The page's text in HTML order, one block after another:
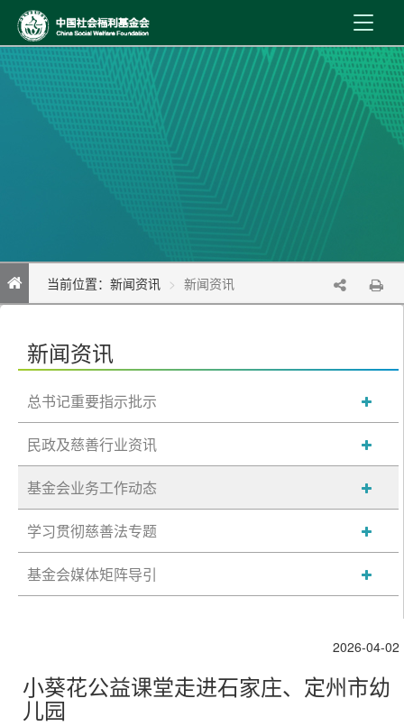
首 页
新闻资讯
机构介绍
当前位置： 新闻资讯 新闻资讯
新闻资讯
总书记重要指示批示
民政及慈善行业资讯
基金会业务工作动态
学习贯彻慈善法专题
基金会媒体矩阵导引
2026-04-02
小葵花公益课堂走进石家庄、定州市幼
儿园